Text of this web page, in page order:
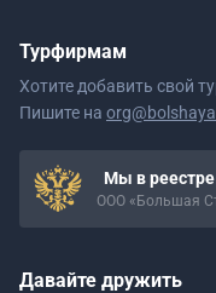
Турфирмам
Хотите добавить свой
Пишите на
Мы в реестре
ООО «Большая
Давайте дружить